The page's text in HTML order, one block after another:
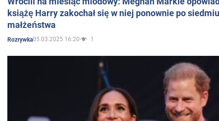
książę Harry zakochał się w niej ponownie po
małżeństwa
Rozrywka05.03.2025 16:20 1